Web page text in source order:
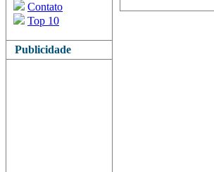
Contato
Top 10
Publicidade